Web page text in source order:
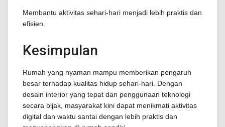
Membantu aktivitas sehari-hari menjadi lebih praktis dan
efisien.
Kesimpulan
Rumah yang nyaman mampu memberikan pengaruh
besar terhadap kualitas hidup sehari-hari. Dengan
desain interior yang tepat dan penggunaan teknologi
secara bijak, masyarakat kini dapat menikmati aktivitas
digital dan waktu santai dengan lebih praktis dan